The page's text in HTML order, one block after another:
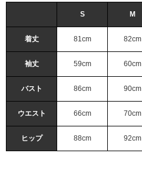
S M
着丈 81cm 82cm
袖丈 59cm 60cm
バスト 86cm 90cm
ウエスト 66cm 70cm
ヒップ 88cm 92cm